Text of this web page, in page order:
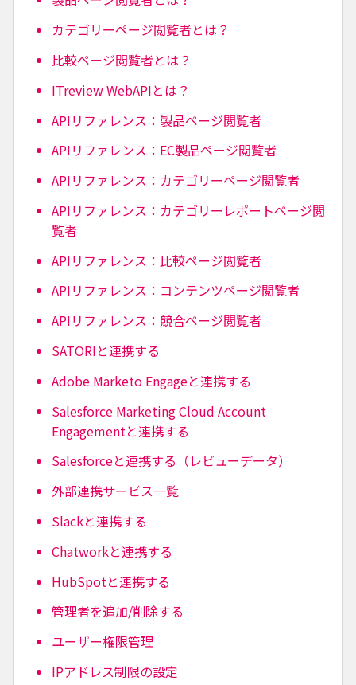
カテゴリーページ閲覧者とは？
比較ページ閲覧者とは？
ITreview WebAPIとは？
APIリファレンス：製品ページ閲覧者
APIリファレンス：EC製品ページ閲覧者
APIリファレンス：カテゴリーページ閲覧者
APIリファレンス：カテゴリーレポートページ閲
覧者
APIリファレンス：比較ページ閲覧者
APIリファレンス：コンテンツページ閲覧者
APIリファレンス：競合ページ閲覧者
SATORIと連携する
Adobe Marketo Engageと連携する
Salesforce Marketing Cloud Account
Engagementと連携する
Salesforceと連携する（レビューデータ）
外部連携サービス一覧
Slackと連携する
Chatworkと連携する
HubSpotと連携する
管理者を追加/削除する
ユーザー権限管理
IPアドレス制限の設定